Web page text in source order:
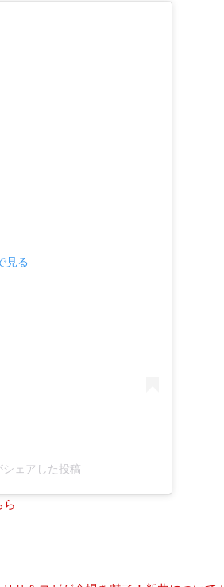
見る
ェアした投稿
ら